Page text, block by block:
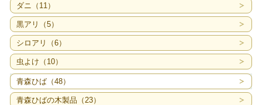
ダニ（11）
黒アリ（5）
シロアリ（6）
虫よけ（10）
青森ひば（48）
青森ひばの木製品（23）